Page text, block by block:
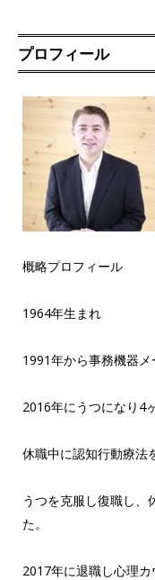
プロフィール
概略プロフィール
1964年生まれ
1991年から事務機器
2016年にうつになり4
休職中に認知行動療法
うつを克服し復職し、
た。
2017年に退職し心理